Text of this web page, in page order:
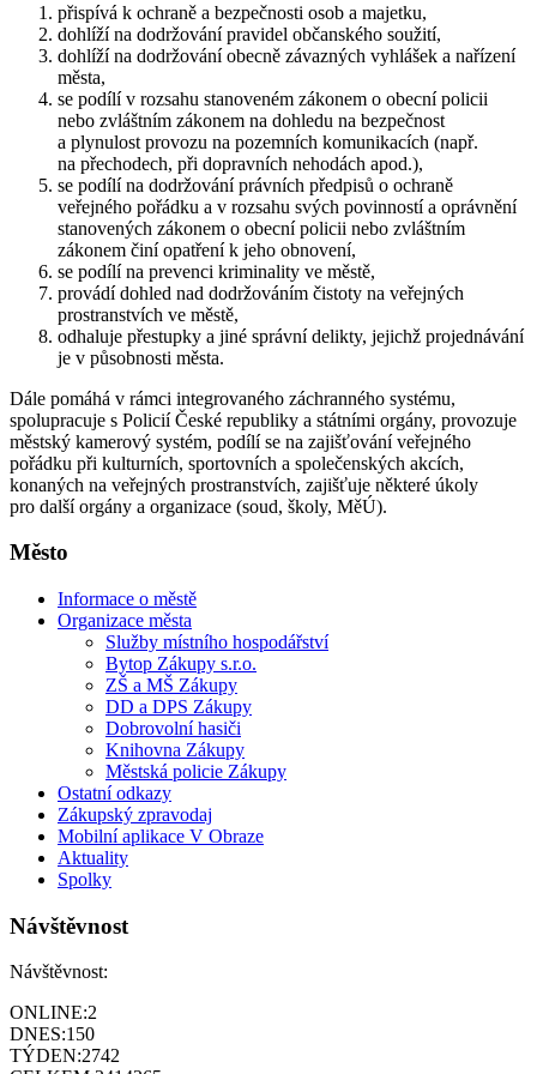
přispívá k ochraně a bezpečnosti osob a majetku,
dohlíží na dodržování pravidel občanského soužití,
dohlíží na dodržování obecně závazných vyhlášek a nařízení
města,
se podílí v rozsahu stanoveném zákonem o obecní policii
nebo zvláštním zákonem na dohledu na bezpečnost
a plynulost provozu na pozemních komunikacích (např.
na přechodech, při dopravních nehodách apod.),
se podílí na dodržování právních předpisů o ochraně
veřejného pořádku a v rozsahu svých povinností a oprávnění
stanovených zákonem o obecní policii nebo zvláštním
zákonem činí opatření k jeho obnovení,
se podílí na prevenci kriminality ve městě,
provádí dohled nad dodržováním čistoty na veřejných
prostranstvích ve městě,
odhaluje přestupky a jiné správní delikty, jejichž projednávání
je v působnosti města.
Dále pomáhá v rámci integrovaného záchranného systému,
spolupracuje s Policií České republiky a státními orgány, provozuje
městský kamerový systém, podílí se na zajišťování veřejného
pořádku při kulturních, sportovních a společenských akcích,
konaných na veřejných prostranstvích, zajišťuje některé úkoly
pro další orgány a organizace (soud, školy, MěÚ).
Město
Informace o městě
Organizace města
Služby místního hospodářství
Bytop Zákupy s.r.o.
ZŠ a MŠ Zákupy
DD a DPS Zákupy
Dobrovolní hasiči
Knihovna Zákupy
Městská policie Zákupy
Ostatní odkazy
Zákupský zpravodaj
Mobilní aplikace V Obraze
Aktuality
Spolky
Návštěvnost
Návštěvnost:
ONLINE:2
DNES:150
TÝDEN:2742